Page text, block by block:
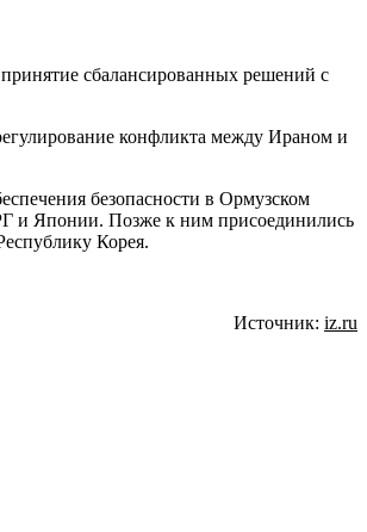
сбалансированных решений с
конфликта между Ираном и
безопасности в Ормузском
и Японии. Позже к ним присоединились
Корея.
Источник: iz.ru